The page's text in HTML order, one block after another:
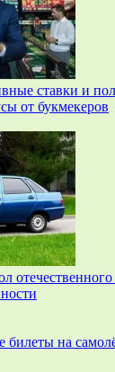
ставки и
от букмекеров
на